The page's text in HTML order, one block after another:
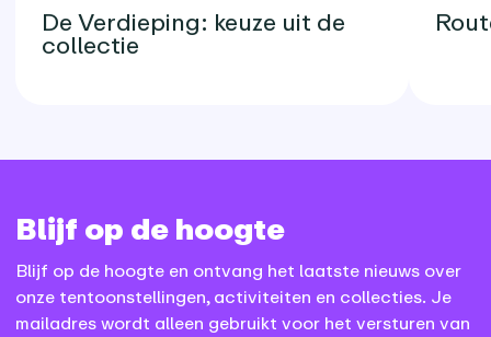
De Verdieping: keuze uit de
collectie
Blijf op de hoogte
Blijf op de hoogte en ontvang het laatste nieuws over
onze tentoonstellingen, activiteiten en collecties. Je
mailadres wordt alleen gebruikt voor het versturen van